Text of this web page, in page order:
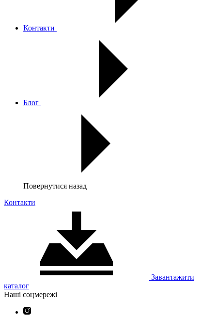
Контакти
Блог
Повернутися назад
Контакти
Завантажити
каталог
Наші соцмережі